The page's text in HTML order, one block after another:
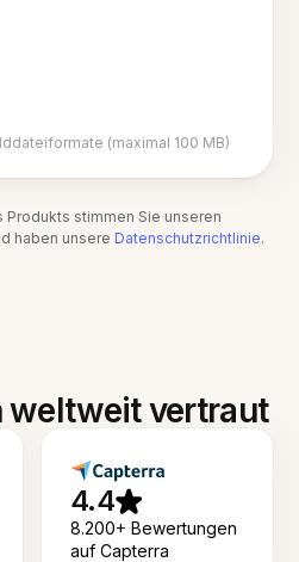
(maximal 100 MB)
Produkts stimmen Sie unseren
haben unsere Datenschutzrichtlinie.
weltweit vertraut
4.4
8.200+ Bewertungen
auf Capterra